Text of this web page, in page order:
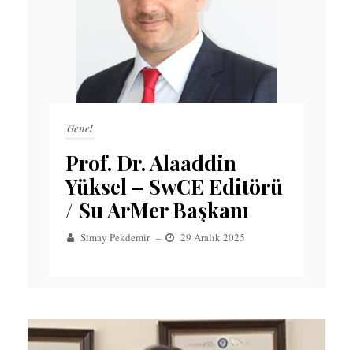
Genel
Prof. Dr. Alaaddin
Yüksel – SwCE Editörü
/ Su ArMer Başkanı
Simay Pekdemir – 29 Aralık 2025